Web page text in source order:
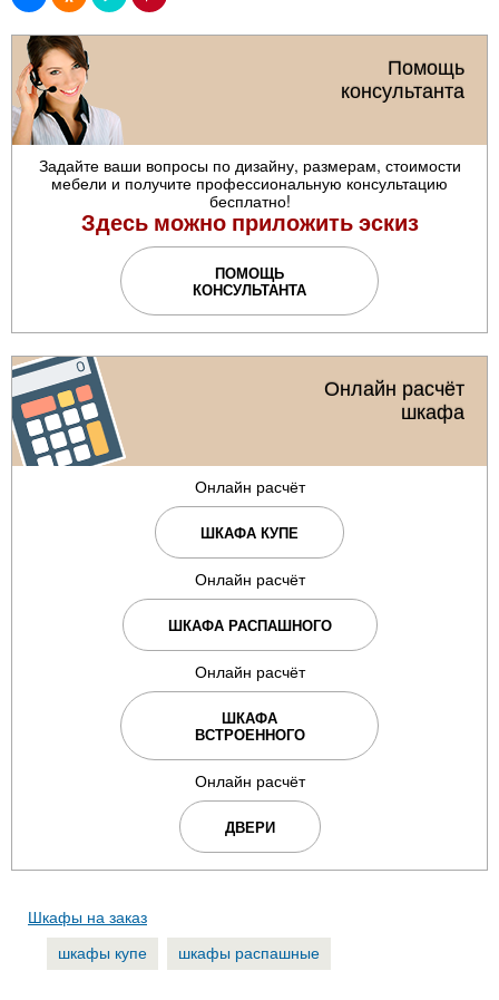
Помощь
консультанта
Задайте ваши вопросы по дизайну, размерам, стоимости
мебели и получите профессиональную консультацию
бесплатно!
Здесь можно приложить эскиз
ПОМОЩЬ
КОНСУЛЬТАНТА
Онлайн расчёт
шкафа
Онлайн расчёт
ШКАФА КУПЕ
Онлайн расчёт
ШКАФА РАСПАШНОГО
Онлайн расчёт
ШКАФА
ВСТРОЕННОГО
Онлайн расчёт
ДВЕРИ
Шкафы на заказ
шкафы купе
шкафы распашные